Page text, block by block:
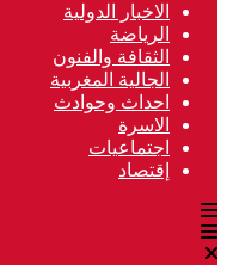
الاخبار الدولية
الرياضة
الثقافة والفنون
الجالية المغربية
احداث وحوادث
الاسرة
اجتماعيات
إقتصاد